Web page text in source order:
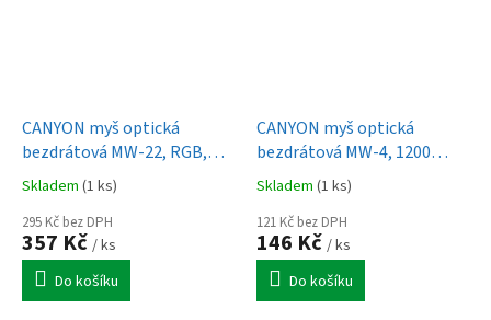
CANYON myš optická
bezdrátová MW-22, RGB,
800/1200/1600 dpi, 4 tl,
BT+2,4GHz, baterie
650mAh, snow white
Skladem (1 ks)
295 Kč bez DPH
357 Kč / ks
Do košíku
CANYON myš optická
bezdrátová MW-4, 1200
dpi,3 tl., Bluetooth, AA
baterie, bílá
Skladem (1 ks)
121 Kč bez DPH
146 Kč / ks
Do košíku